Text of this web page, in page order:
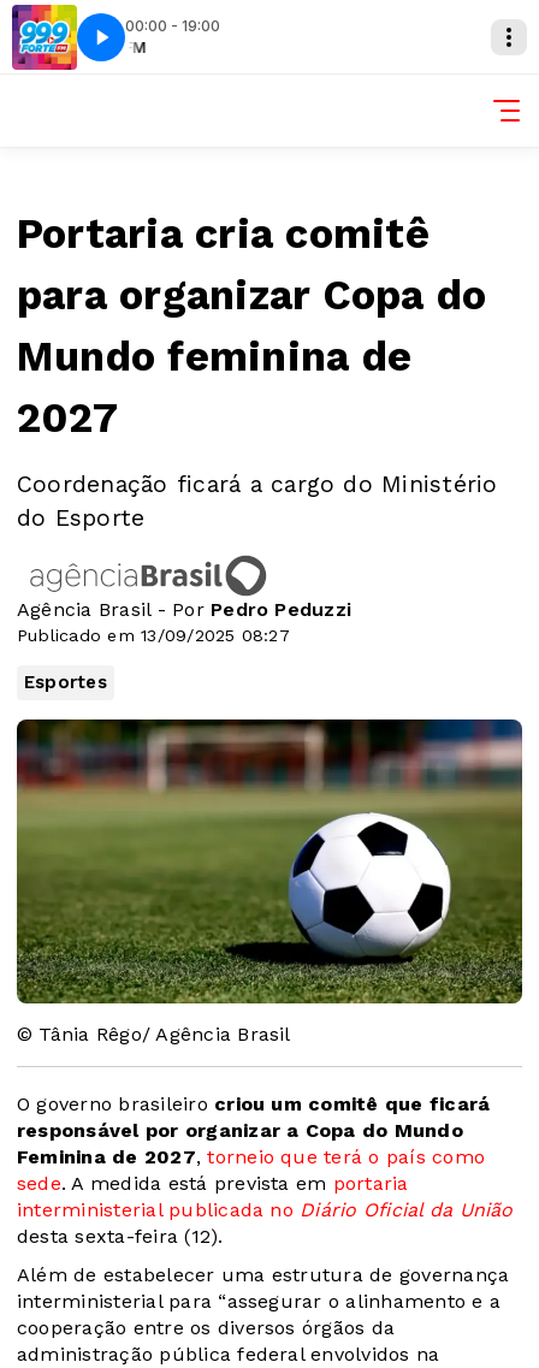
00:00 - 19:00
FORTE FM
Portaria cria comitê
para organizar Copa do
Mundo feminina de
2027
Coordenação ficará a cargo do Ministério
do Esporte
Agência Brasil - Por Pedro Peduzzi
Publicado em 13/09/2025 08:27
Esportes
© Tânia Rêgo/ Agência Brasil
O governo brasileiro criou um comitê que ficará
responsável por organizar a Copa do Mundo
Feminina de 2027,torneio que terá o país como
sede. A medida está prevista em portaria
interministerial publicada no Diário Oficial da União
desta sexta-feira (12).
Além de estabelecer uma estrutura de governança
interministerial para “assegurar o alinhamento e a
cooperação entre os diversos órgãos da
administração pública federal envolvidos na